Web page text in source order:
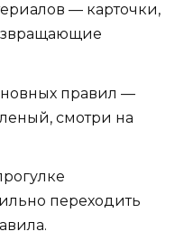
— карточки,
правил —
смотри на
переходить